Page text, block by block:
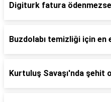
Digiturk fatura
Buzdolabı temizliği için
Kurtuluş Savaşı'nda şehit